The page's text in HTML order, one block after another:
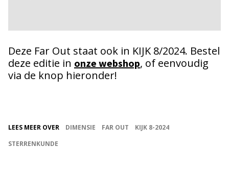
Deze Far Out staat ook in KIJK 8/2024. Bestel
deze editie in onze webshop, of eenvoudig
via de knop hieronder!
LEES MEER OVER DIMENSIE FAR OUT
KIJK 8-2024
STERRENKUNDE